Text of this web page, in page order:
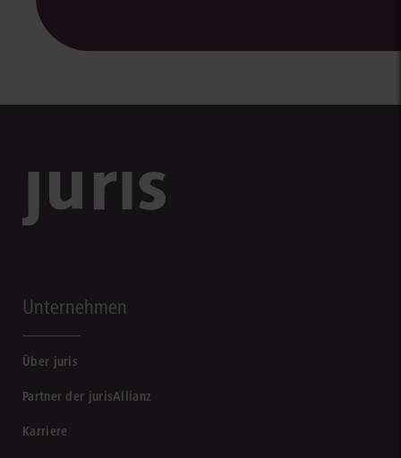
Unternehmen
Über juris
Partner der jurisAllianz
Karriere